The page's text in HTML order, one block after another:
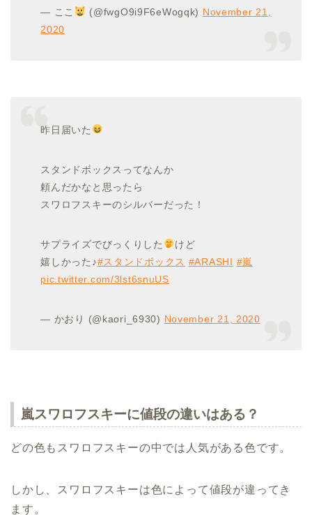
— ここ (@fwgO9i9F6eWogqk) November 21,
2020
昨日届いた
スタンドボックスってなんか
頼んだかなと思ったら
スワロフスキーのシルバーだった！
サプライズでびっくりした
けど
嬉しかった♪#スタンドボックス #ARASHI #嵐
pic.twitter.com/3lst6snuUS
— かおり (@kaori_6930) November 21, 2020
嵐スワロフスキーに値段の違いはある？
どの色もスワロフスキーの中では人気がある色です。
しかし、スワロフスキーは色によって値段が違ってき
ます。